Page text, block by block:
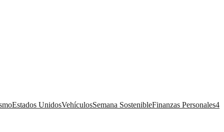
Estados UnidosVehículosSemana SostenibleFinanzas Personales4